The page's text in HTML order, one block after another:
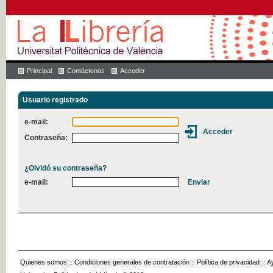
Principal Contáctenos Acceder
Usuario registrado
e-mail:
Contraseña:
¿Olvidó su contraseña?
e-mail:
Quienes somos :: Condiciones generales de contratación :: Política de privacidad ::